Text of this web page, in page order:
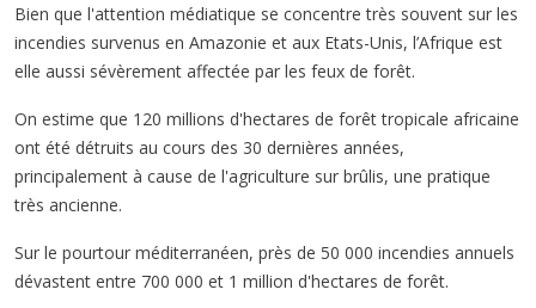
Bien que l'attention médiatique se concentre très souvent sur les
incendies survenus en Amazonie et aux Etats-Unis, l’Afrique est
elle aussi sévèrement affectée par les feux de forêt.
On estime que 120 millions d'hectares de forêt tropicale africaine
ont été détruits au cours des 30 dernières années,
principalement à cause de l'agriculture sur brûlis, une pratique
très ancienne.
Sur le pourtour méditerranéen, près de 50 000 incendies annuels
dévastent entre 700 000 et 1 million d'hectares de forêt.